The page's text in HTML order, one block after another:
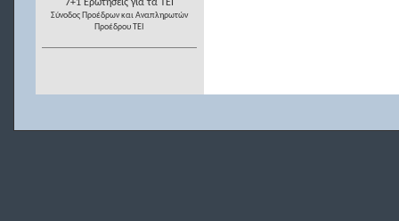
7+1 Ερωτήσεις για τα ΤΕΙ
Σύνοδος Προέδρων και Αναπληρωτών
Προέδρου ΤΕΙ